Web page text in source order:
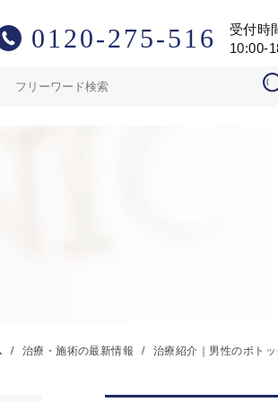
0120-275-516
受付時
10:00-
治療・施術の最新情報 治療紹介｜男性のボト